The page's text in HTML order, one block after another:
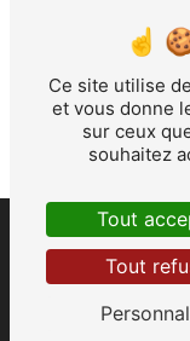
Un justificatif
conservons vos
contact puis
probatoires et de
vous inscrire sur la
téléphonique,
Consultez le site
-
Mentions
Ce site utilise
et vous donne
sur ceux
souhaitez
Tout
Tout